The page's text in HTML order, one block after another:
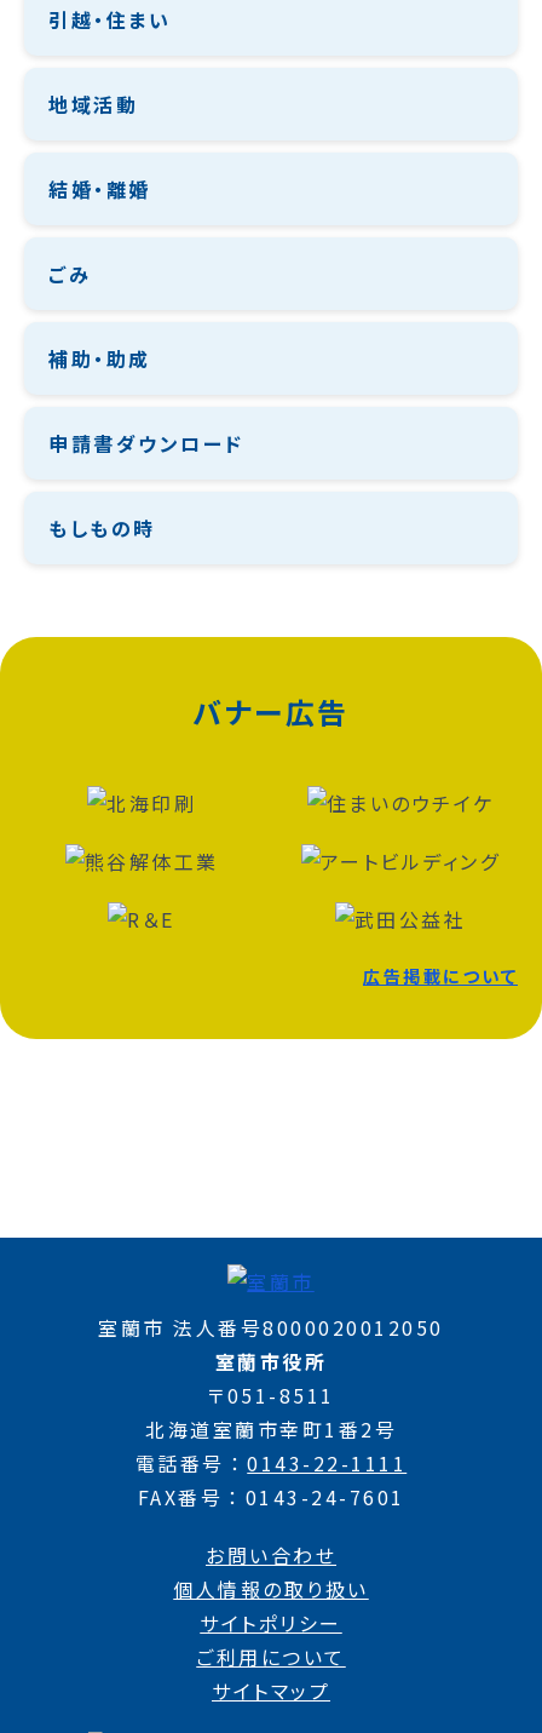
引越・住まい
地域活動
結婚・離婚
ごみ
補助・助成
申請書ダウンロード
もしもの時
バナー広告
広告掲載について
室蘭市 法人番号8000020012050
室蘭市役所
〒051-8511
北海道室蘭市幸町1番2号
電話番号
0143-22-1111
FAX番号
0143-24-7601
お問い合わせ
個人情報の取り扱い
サイトポリシー
ご利用について
サイトマップ